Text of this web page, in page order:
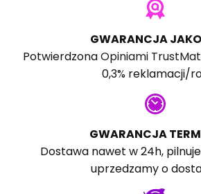
GWARANCJA
PotwierdzonaOpiniami
0,3% reklamacji/
GWARANCJA
Dostawa nawet w 24h,
uprzedzamy o